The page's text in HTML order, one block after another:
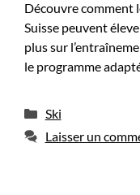
Découvre comment
Suisse peuvent
plus sur
le programme
Catégories
Ski
Laisser un